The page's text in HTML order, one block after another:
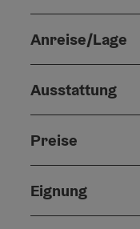
Anreise/Lage
Ausstattung
Preise
Eignung